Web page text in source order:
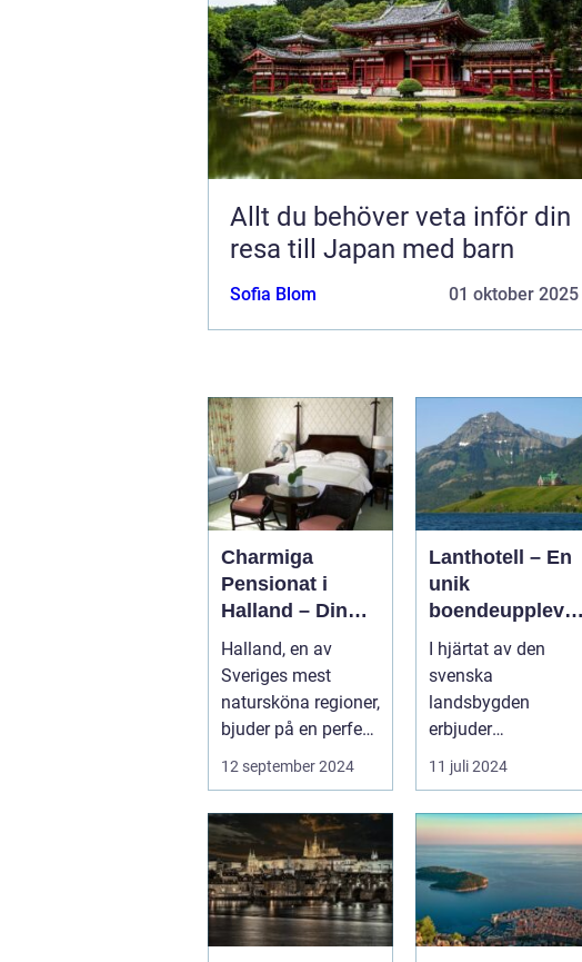
Allt du behöver veta inför din
resa till Japan med barn
Sofia Blom 01 oktober 2025
Charmiga
Pensionat i
Halland – Din
Guide till Ett
Bekymmersfritt
Getaway
Halland, en av
Sveriges mest
natursköna regioner,
bjuder på en perfekt
kombination av
12 september 2024
Lanthotell – En
unik
boendeupplevel
se i harmoni
med naturen
I hjärtat av den
svenska
landsbygden
erbjuder
lanthotellen en flykt
från vardagens
hektik...
11 juli 2024